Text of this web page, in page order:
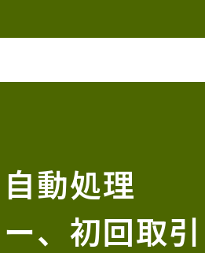
動処理
、初回取引